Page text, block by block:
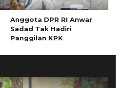
Anggota DPR RI Anwar
Sadad Tak Hadiri
Panggilan KPK